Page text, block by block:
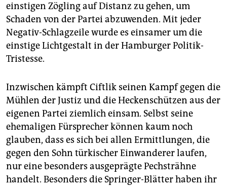
einstigen Zögling auf Distanz zu gehen, um
Schaden von der Partei abzuwenden. Mit jeder
Negativ-Schlagzeile wurde es einsamer um die
einstige Lichtgestalt in der Hamburger Politik-
Tristesse.
Inzwischen kämpft Ciftlik seinen Kampf gegen die
Mühlen der Justiz und die Heckenschützen aus der
eigenen Partei ziemlich einsam. Selbst seine
ehemaligen Fürsprecher können kaum noch
glauben, dass es sich bei allen Ermittlungen, die
gegen den Sohn türkischer Einwanderer laufen,
nur eine besonders ausgeprägte Pechsträhne
handelt. Besonders die Springer-Blätter haben ihr